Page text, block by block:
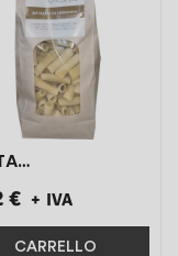
DI GRANO
300 GR 1 PZ}
€ + IVA
CARRELLO